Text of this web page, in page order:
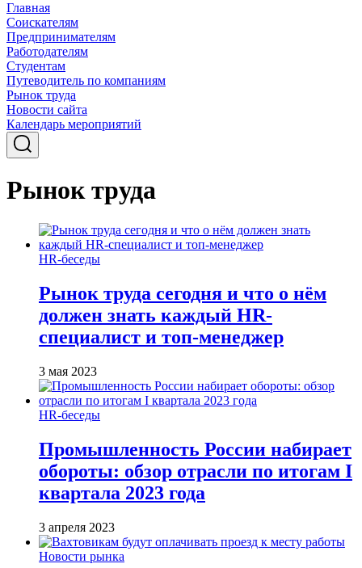
Главная
Соискателям
Предпринимателям
Работодателям
Студентам
Путеводитель по компаниям
Рынок труда
Новости сайта
Календарь мероприятий
Рынок труда
HR-беседы
Рынок труда сегодня и что о нём
должен знать каждый HR-
специалист и топ-менеджер
3 мая 2023
HR-беседы
Промышленность России набирает
обороты: обзор отрасли по итогам I
квартала 2023 года
3 апреля 2023
Новости рынка